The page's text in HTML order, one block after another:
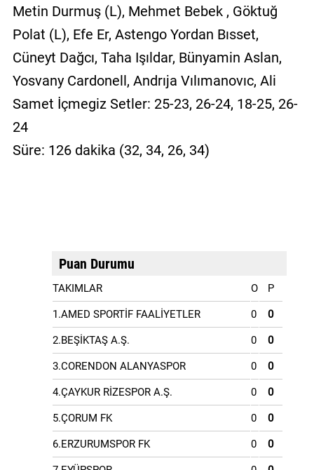
Metin Durmuş (L), Mehmet Bebek , Göktuğ
Polat (L), Efe Er, Astengo Yordan Bısset,
Cüneyt Dağcı, Taha Işıldar, Bünyamin Aslan,
Yosvany Cardonell, Andrıja Vılımanovıc, Ali
Samet İçmegiz Setler: 25-23, 26-24, 18-25, 26-
24
Süre: 126 dakika (32, 34, 26, 34)
Puan Durumu
TAKIMLAR O P
1.AMED SPORTİF FAALİYETLER 0 0
2.BEŞİKTAŞ A.Ş. 0 0
3.CORENDON ALANYASPOR 0 0
4.ÇAYKUR RİZESPOR A.Ş. 0 0
5.ÇORUM FK 0 0
6.ERZURUMSPOR FK 0 0